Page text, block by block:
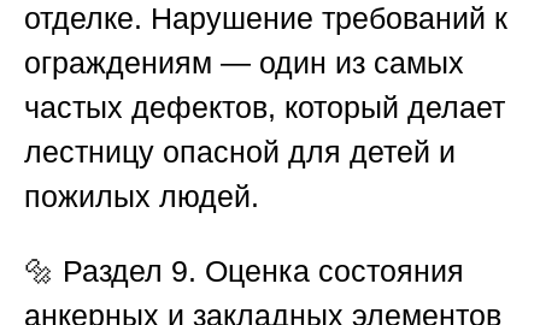
отделке. Нарушение требований к
ограждениям — один из самых
частых дефектов, который делает
лестницу опасной для детей и
пожилых людей.
🔩 Раздел 9. Оценка состояния
анкерных и закладных элементов